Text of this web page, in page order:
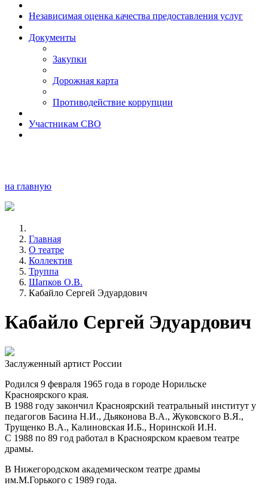
Независимая оценка качества предоставления услуг
Документы
Закупки
Дорожная карта
Противодействие коррупции
Участникам СВО
на главную
Главная
О театре
Коллектив
Труппа
Шапков О.В.
Кабайло Сергей Эдуардович
Кабайло Сергей Эдуардович
Заслуженный артист России
Родился 9 февраля 1965 года в городе Норильске
Красноярского края.
В 1988 году закончил Красноярский театральный институт у
педагогов Басина Н.И., Дьяконова В.А., Жуковского В.Я.,
Трущенко В.А., Калиновская И.Б., Норинской И.Н.
С 1988 по 89 год работал в Красноярском краевом театре
драмы.
В Нижегородском академическом театре драмы
им.М.Горького с 1989 года.